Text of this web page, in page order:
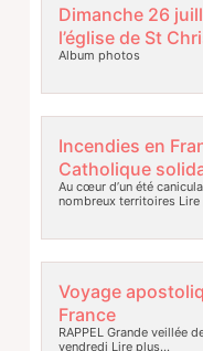
Dimanche 26
l’église de St
Album photos
Incendies en
Catholique
Au cœur d’un été
nombreux territoires
Voyage
France
RAPPEL Grande veillée
vendredi Lire plus…